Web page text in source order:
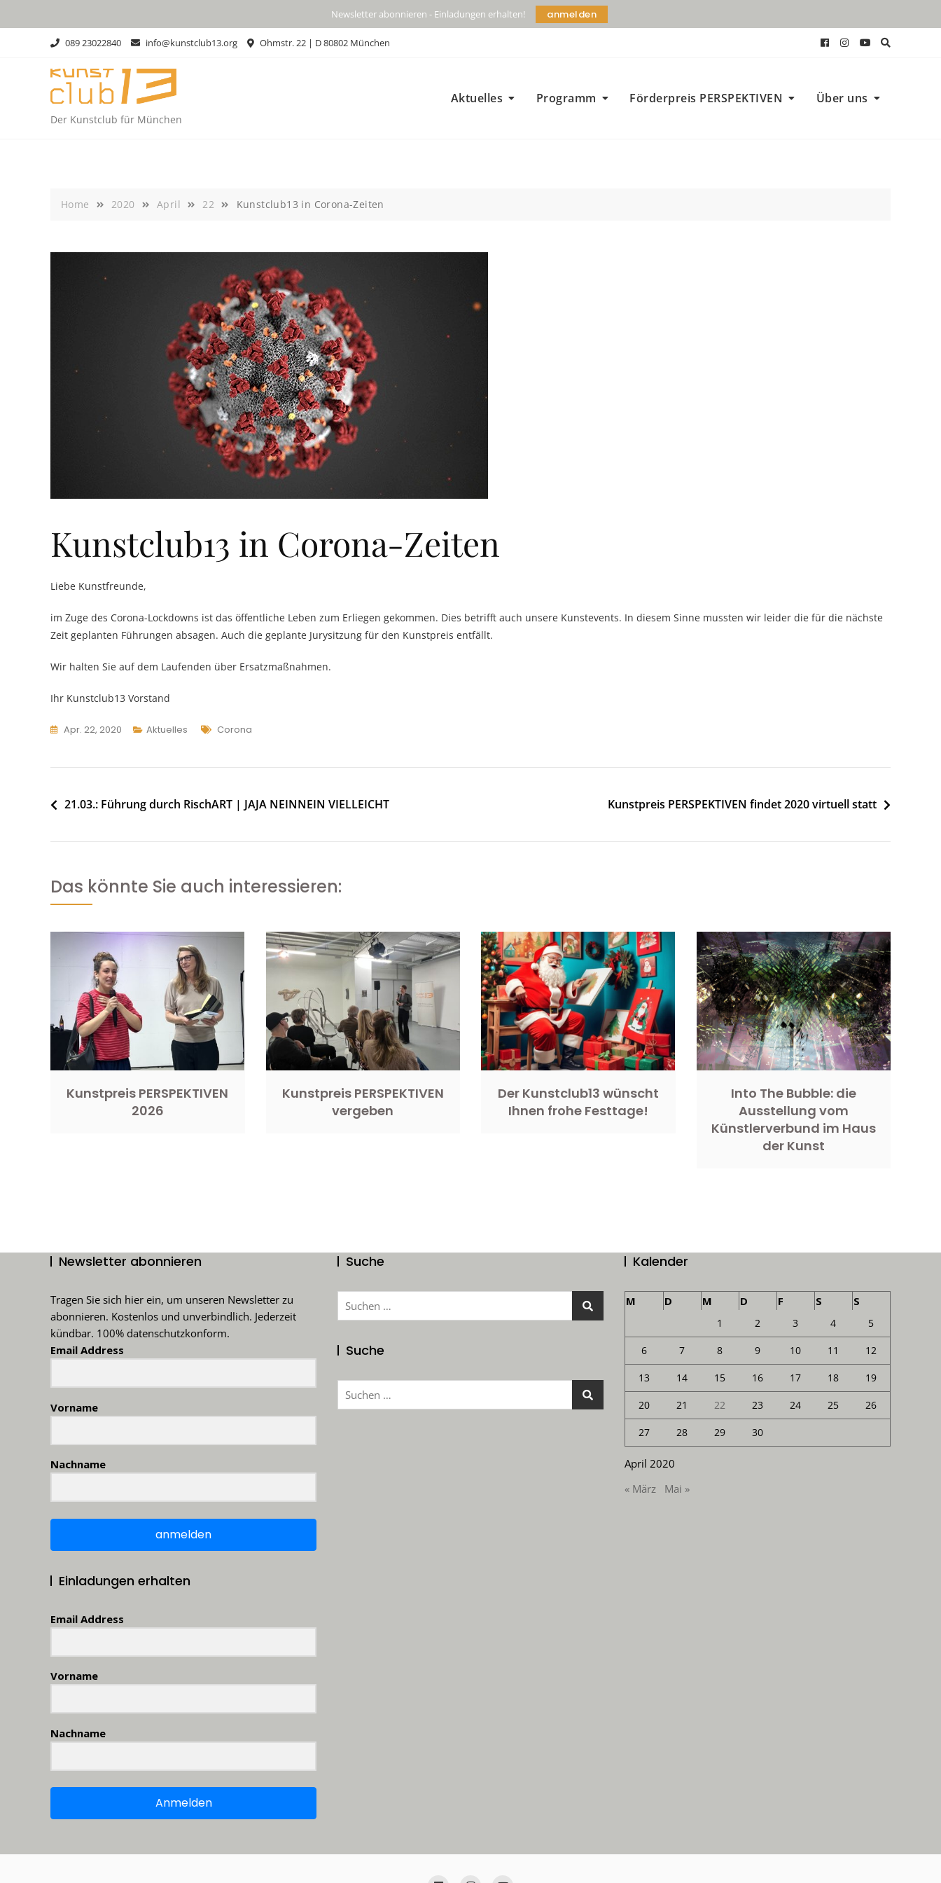
Newsletter abonnieren - Einladungen erhalten! anmelden
089 23022840 info@kunstclub13.org Ohmstr. 22 | D 80802 München
Der Kunstclub für München
Aktuelles Programm Förderpreis PERSPEKTIVEN Über uns
Home 2020 April 22 Kunstclub13 in Corona-Zeiten
Kunstclub13 in Corona-Zeiten
Liebe Kunstfreunde,
im Zuge des Corona-Lockdowns ist das öffentliche Leben zum Erliegen gekommen. Dies betrifft auch unsere Kunstevents. In diesem Sinne mussten wir leider die für die nächste
Zeit geplanten Führungen absagen. Auch die geplante Jurysitzung für den Kunstpreis entfällt.
Wir halten Sie auf dem Laufenden über Ersatzmaßnahmen.
Ihr Kunstclub13 Vorstand
Apr. 22, 2020 Aktuelles Tags
Corona
Beitragsnavigation
21.03.: Führung durch RischART | JAJA NEINNEIN VIELLEICHT Kunstpreis PERSPEKTIVEN findet 2020 virtuell statt
Das könnte Sie auch interessieren:
Kunstpreis PERSPEKTIVEN
2026
Kunstpreis PERSPEKTIVEN
vergeben
Der Kunstclub13 wünscht
Ihnen frohe Festtage!
Into The Bubble: die
Ausstellung vom
Künstlerverbund im Haus
der Kunst
Newsletter abonnieren
Tragen Sie sich hier ein, um unseren Newsletter zu
abonnieren. Kostenlos und unverbindlich. Jederzeit
kündbar. 100% datenschutzkonform.
Email Address
Vorname
Nachname
anmelden
Einladungen erhalten
Email Address
Vorname
Nachname
Anmelden
Suche
Suchen
Suche
Suchen
Kalender
April 2020
M D M D F S S
1 2 3 4 5
6 7 8 9 10 11 12
13 14 15 16 17 18 19
20 21 22 23 24 25 26
27 28 29 30
« März Mai »